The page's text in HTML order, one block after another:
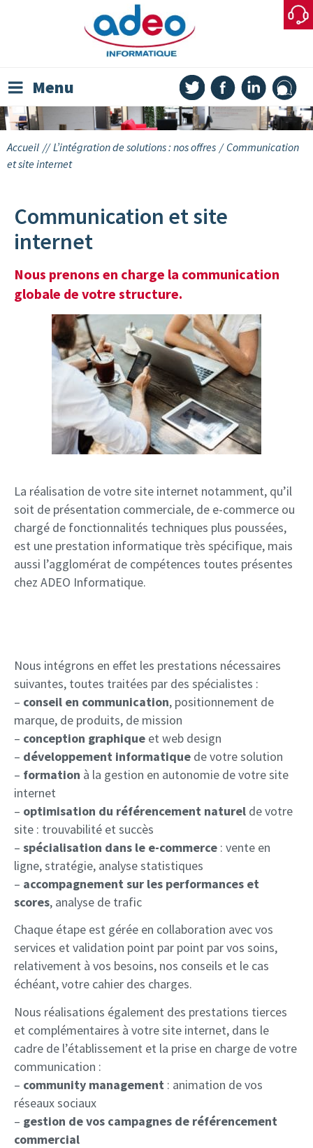
Menu
Accueil // L’intégration de solutions : nos offres / Communication
et site internet
Communication et site
internet
Nous prenons en charge la communication
globale de votre structure.
La réalisation de votre site internet notamment, qu’il
soit de présentation commerciale, de e-commerce ou
chargé de fonctionnalités techniques plus poussées,
est une prestation informatique très spécifique, mais
aussi l’agglomérat de compétences toutes présentes
chez ADEO Informatique.
Nous intégrons en effet les prestations nécessaires
suivantes, toutes traitées par des spécialistes :
– conseil en communication, positionnement de
marque, de produits, de mission
– conception graphique et web design
– développement informatique de votre solution
– formation à la gestion en autonomie de votre site
internet
– optimisation du référencement naturel de votre
site : trouvabilité et succès
– spécialisation dans le e-commerce : vente en
ligne, stratégie, analyse statistiques
– accompagnement sur les performances et
scores, analyse de trafic
Chaque étape est gérée en collaboration avec vos
services et validation point par point par vos soins,
relativement à vos besoins, nos conseils et le cas
échéant, votre cahier des charges.
Nous réalisations également des prestations tierces
et complémentaires à votre site internet, dans le
cadre de l’établissement et la prise en charge de votre
communication :
– community management : animation de vos
réseaux sociaux
– gestion de vos campagnes de référencement
commercial